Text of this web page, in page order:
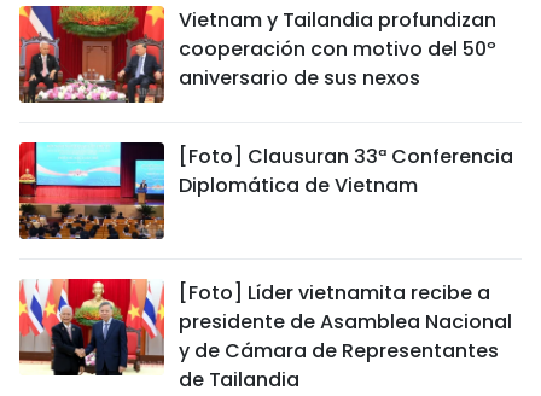
Vietnam y Tailandia profundizan
cooperación con motivo del 50º
aniversario de sus nexos
[Foto] Clausuran 33ª Conferencia
Diplomática de Vietnam
[Foto] Líder vietnamita recibe a
presidente de Asamblea Nacional
y de Cámara de Representantes
de Tailandia